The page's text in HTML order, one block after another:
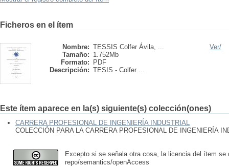
Ficheros en el ítem
Nombre: TESSIS Colfer Ávila, ...
Tamaño: 1.752Mb
Formato:
PDF
Descripción: TESIS - Colfer ...
Ver/
Este ítem aparece en la(s) siguiente(s) colección(ones)
CARRERA PROFESIONAL DE INGENIERÍA INDUSTRIAL
COLECCIÓN PARA LA CARRERA PROFESIONAL DE INGENIERÍA
Excepto si se señala otra cosa, la licencia del ítem se
repo/semantics/openAccess